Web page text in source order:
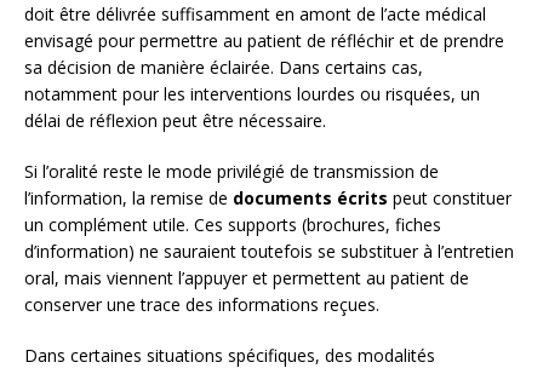
doit être délivrée suffisamment en amont de l’acte médical
envisagé pour permettre au patient de réfléchir et de prendre
sa décision de manière éclairée. Dans certains cas,
notamment pour les interventions lourdes ou risquées, un
délai de réflexion peut être nécessaire.
Si l’oralité reste le mode privilégié de transmission de
l’information, la remise de documents écrits peut constituer
un complément utile. Ces supports (brochures, fiches
d’information) ne sauraient toutefois se substituer à l’entretien
oral, mais viennent l’appuyer et permettent au patient de
conserver une trace des informations reçues.
Dans certaines situations spécifiques, des modalités